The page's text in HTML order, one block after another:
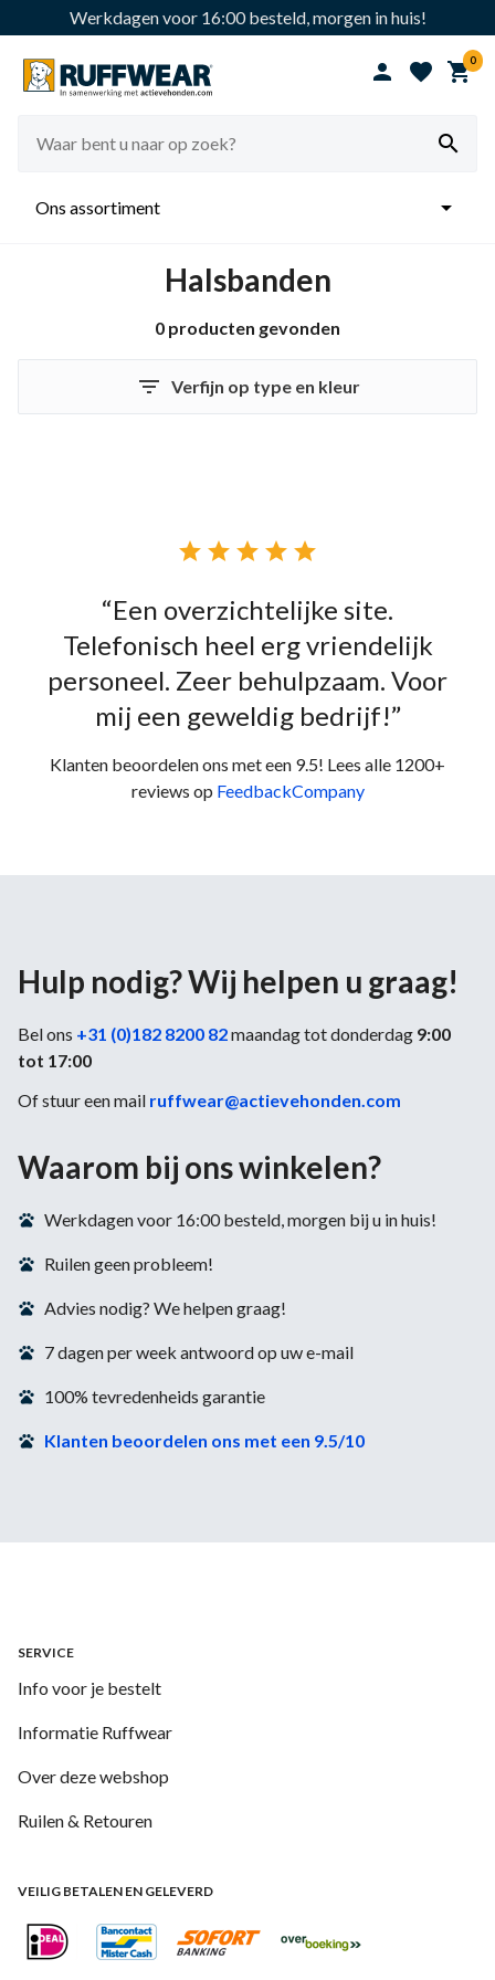
Werkdagen voor 16:00 besteld, morgen in huis!
  0

Ons assortiment 
Halsbanden
0 producten gevonden
 Verfijn op type en kleur
    
“Een overzichtelijke site.
Telefonisch heel erg vriendelijk
personeel. Zeer behulpzaam. Voor
mij een geweldig bedrijf!”
Klanten beoordelen ons met een 9.5! Lees alle 1200+
reviews op FeedbackCompany
Hulp nodig? Wij helpen u graag!
Bel ons +31 (0)182 8200 82maandag tot donderdag 9:00
tot 17:00
Of stuur een mail ruffwear@actievehonden.com
Waarom bij ons winkelen?
Werkdagen voor 16:00 besteld, morgen bij u in huis!
Ruilen geen probleem!
Advies nodig? We helpen graag!
7 dagen per week antwoord op uw e-mail
100% tevredenheids garantie
Klanten beoordelen ons met een 9.5/10
SERVICE
Info voor je bestelt
Informatie Ruffwear
Over deze webshop
Ruilen & Retouren
VEILIG BETALEN EN GELEVERD